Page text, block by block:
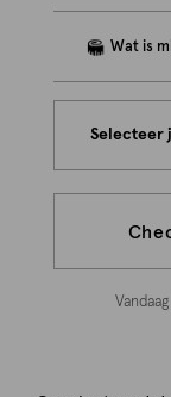
Selecteer